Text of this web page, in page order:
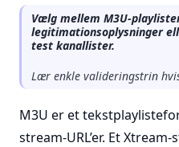
Vælg mellem M3U-
legitimationsoplysninger
test kanallister.
Lær enkle valideringstrin
M3U er et
stream-URL’er. Et